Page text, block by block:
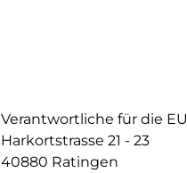
Verantwortliche für die EU
Harkortstrasse 21 - 23
40880 Ratingen